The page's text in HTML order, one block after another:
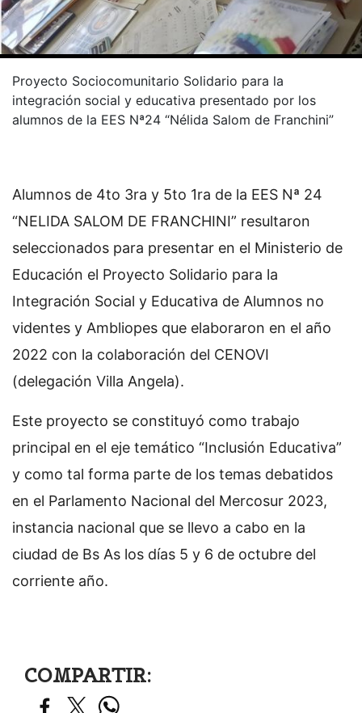
Proyecto Sociocomunitario Solidario para la
integración social y educativa presentado por los
alumnos de la EES Nª24 “Nélida Salom de Franchini”
Alumnos de 4to 3ra y 5to 1ra de la EES Nª 24
“NELIDA SALOM DE FRANCHINI” resultaron
seleccionados para presentar en el Ministerio de
Educación el Proyecto Solidario para la
Integración Social y Educativa de Alumnos no
videntes y Ambliopes que elaboraron en el año
2022 con la colaboración del CENOVI
(delegación Villa Angela).
Este proyecto se constituyó como trabajo
principal en el eje temático “Inclusión Educativa”
y como tal forma parte de los temas debatidos
en el Parlamento Nacional del Mercosur 2023,
instancia nacional que se llevo a cabo en la
ciudad de Bs As los días 5 y 6 de octubre del
corriente año.
COMPARTIR: